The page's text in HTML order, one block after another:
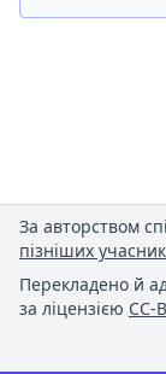
За авторством
пізніших
Перекладено й
за ліцензією CC-